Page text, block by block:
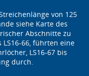
von 125
siehe Karte des
Abschnitte zu
LS16-66, führten eine
LS16-67 bis
durch.